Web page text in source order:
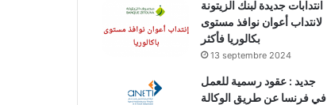
انتدابات جديدة لبنك الزيتونة
لانتداب أعوان نوافذ مستوى
بكالوريا فأكثر
13 septembre 2024
جديد : عقود رسمية للعمل
في فرنسا عن طريق الوكالة